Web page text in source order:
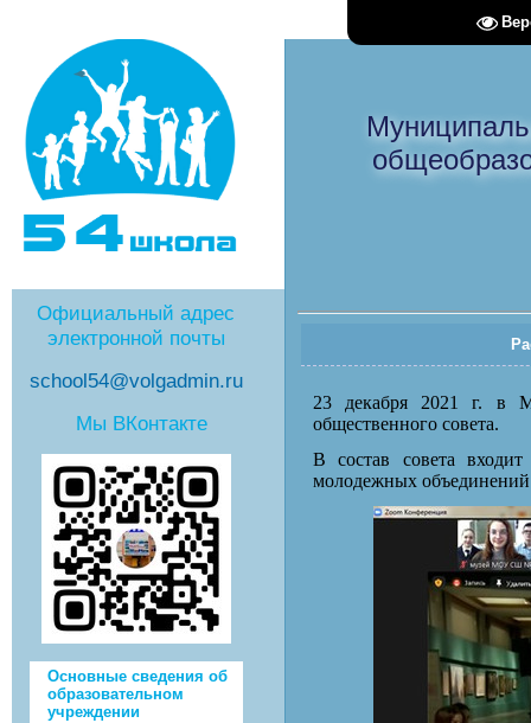
Официальный адрес
электронной почты
school54@volgadmin.ru
Мы ВКонтакте
Основные сведения об
образовательном
учреждении
23 декабря 2021 г. в
общественного совета.
В состав совета
молодежных